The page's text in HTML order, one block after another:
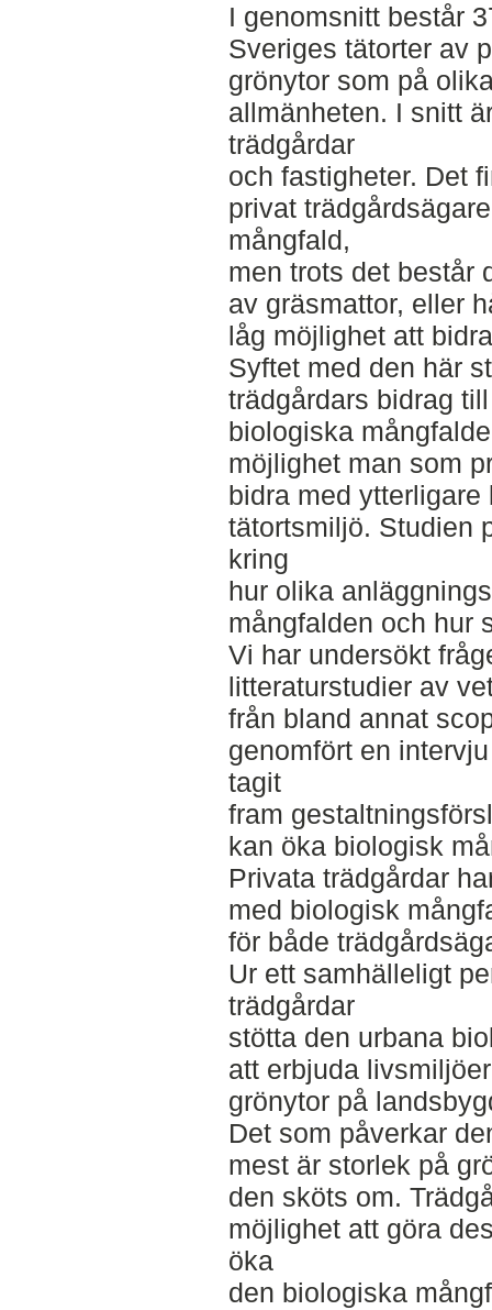
I genomsnitt består
Sveriges tätorter av
grönytor som på
allmänheten. I snitt
trädgårdar
och fastigheter. Det
privat
mångfald,
men trots det består
av gräsmattor, eller
låg möjlighet att
Syftet med den här
trädgårdars bidrag
biologiska
möjlighet man som
bidra med
tätortsmiljö. Studien
kring
hur olika
mångfalden och hur
Vi har undersökt
litteraturstudier av
från bland annat
genomfört en
tagit
fram
kan öka biologisk
Privata trädgårdar
med biologisk
för både
Ur ett samhälleligt
trädgårdar
stötta den urbana
att erbjuda
grönytor på
Det som påverkar
mest är storlek på
den sköts om.
möjlighet att göra
öka
den biologiska